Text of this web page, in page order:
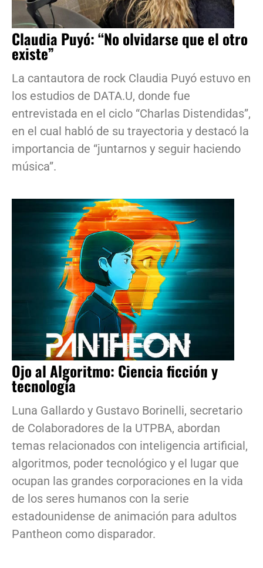
Claudia Puyó: “No olvidarse que el otro
existe”
La cantautora de rock Claudia Puyó estuvo en
los estudios de DATA.U, donde fue
entrevistada en el ciclo “Charlas Distendidas”,
en el cual habló de su trayectoria y destacó la
importancia de “juntarnos y seguir haciendo
música”.
Ojo al Algoritmo: Ciencia ficción y
tecnología
Luna Gallardo y Gustavo Borinelli, secretario
de Colaboradores de la UTPBA, abordan
temas relacionados con inteligencia artificial,
algoritmos, poder tecnológico y el lugar que
ocupan las grandes corporaciones en la vida
de los seres humanos con la serie
estadounidense de animación para adultos
Pantheon como disparador.